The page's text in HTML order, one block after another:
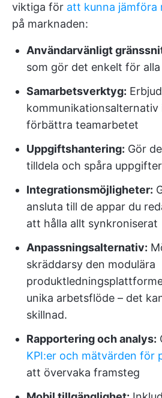
viktiga för att kunna jämföra
på marknaden:
Användarvänligt
som gör det enkelt för
Samarbetsverktyg:
förbättra teamarbetet
Uppgiftshantering: Gör
tilldela och spåra
Integrationsmöjligheter:
ansluta till de appar du
att hålla allt synkroniserat
Anpassningsalternativ:
skräddarsy den modulära
unika arbetsflöde – det
skillnad.
Rapportering och analys:
KPI:er och mätvärden för
att övervaka framsteg